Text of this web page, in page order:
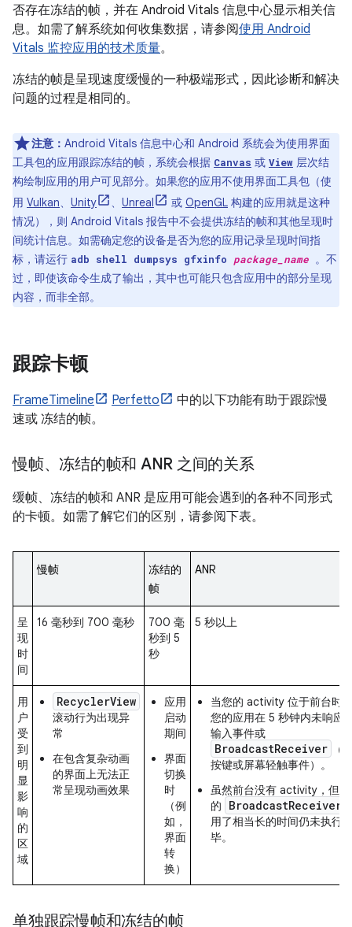
否存在冻结的帧，并在 Android Vitals 信息中心显示相关信
息。如需了解系统如何收集数据，请参阅使用 Android
Vitals 监控应用的技术质量。
冻结的帧是呈现速度缓慢的一种极端形式，因此诊断和解决
问题的过程是相同的。
注意： Android Vitals 信息中心和 Android 系统会为使用界面
工具包的应用跟踪冻结的帧，系统会根据 Canvas 或 View 层次结
构绘制应用的用户可见部分。如果您的应用不使用界面工具包（使
用 Vulkan、 Unity 、 Unreal 或 OpenGL 构建的应用就是这种
情况），则 Android Vitals 报告中不会提供冻结的帧和其他呈现时
间统计信息。如需确定您的设备是否为您的应用记录呈现时间指
标，请运行 adb shell dumpsys gfxinfo package_name 。不
过，即使该命令生成了输出，其中也可能只包含应用中的部分呈现
内容，而非全部。
跟踪卡顿
FrameTimeline Perfetto
中的以下功能有助于跟踪慢
速或 冻结的帧。
慢帧、冻结的帧和 ANR 之间的关系
缓帧、冻结的帧和 ANR 是应用可能会遇到的各种不同形式
的卡顿。如需了解它们的区别，请参阅下表。
慢帧
冻结的
帧
ANR
呈
现
时
间
16 毫秒到 700 毫秒
700 毫
秒到 5
秒
5 秒以上
用
户
受
到
明
显
影
响
的
区
域
RecyclerView
滚动行为出现异
常
在包含复杂动画
的界面上无法正
常呈现动画效果
应用
启动
期间
界面
切换
时
（例
如，
界面
转
换）
当您的 activity 位于前台时
您的应用在 5 秒钟内未响应
输入事件或
BroadcastReceiver
（
按键或屏幕轻触事件）。
虽然前台没有 activity，但您
的
BroadcastReceiver
用了相当长的时间仍未执行
毕。
单独跟踪慢帧和冻结的帧